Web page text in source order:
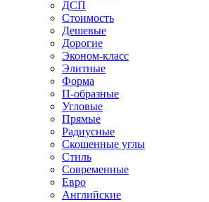
ДСП
Стоимость
Дешевые
Дорогие
Эконом-класс
Элитные
Форма
П-образные
Угловые
Прямые
Радиусные
Скошенные углы
Стиль
Современные
Евро
Английские